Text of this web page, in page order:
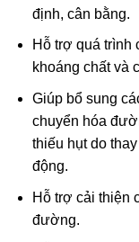
định, cân bằng.
Hỗ trợ quá trình
khoáng chất và
Giúp bổ sung
chuyển hóa
thiếu hụt do
động.
Hỗ trợ cải thiện
đường.